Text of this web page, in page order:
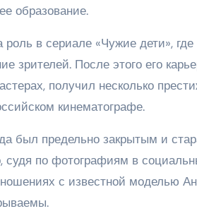
образование.
в сериале «Чужие дети», где
зрителей. После этого его
получил несколько
кинематографе.
был предельно закрытым и
по фотографиям в
с известной моделью